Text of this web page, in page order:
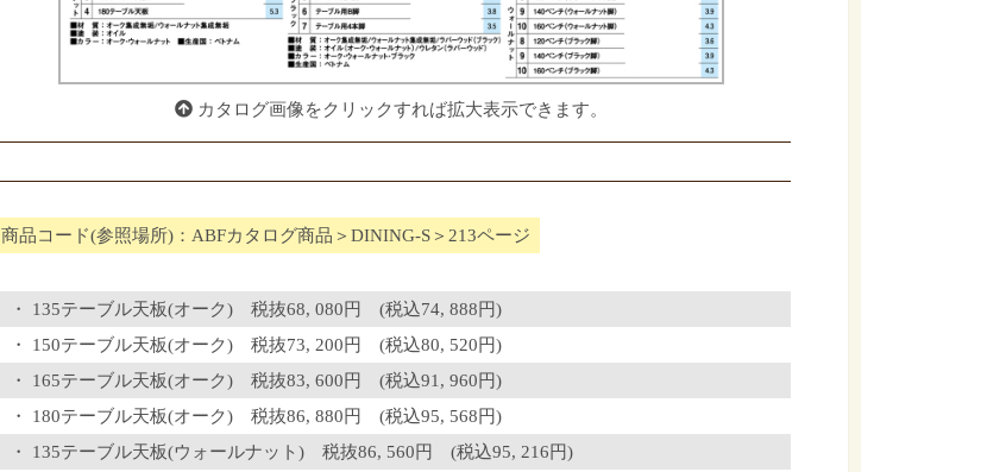
カタログ画像をクリックすれば拡大表示できます。
商品コード(参照場所)：ABFカタログ商品＞DINING-S＞213ページ
135テーブル天板(オーク) 税抜68, 080円 (税込74, 888円)
150テーブル天板(オーク) 税抜73, 200円 (税込80, 520円)
165テーブル天板(オーク) 税抜83, 600円 (税込91, 960円)
180テーブル天板(オーク) 税抜86, 880円 (税込95, 568円)
135テーブル天板(ウォールナット) 税抜86, 560円 (税込95, 216円)